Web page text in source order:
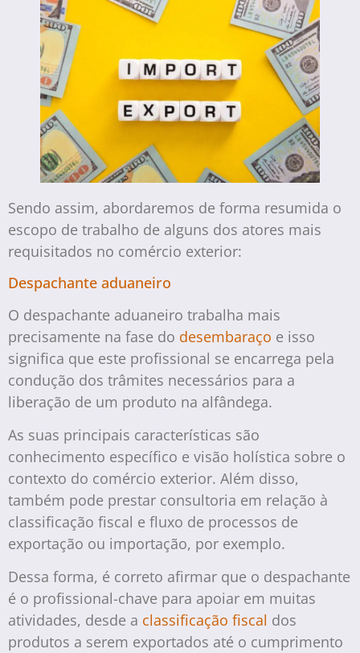
Sendo assim, abordaremos de forma resumida o
escopo de trabalho de alguns dos atores mais
requisitados no comércio exterior:
Despachante aduaneiro
O despachante aduaneiro trabalha mais
precisamente na fase do desembaraço e isso
significa que este profissional se encarrega pela
condução dos trâmites necessários para a
liberação de um produto na alfândega.
As suas principais características são
conhecimento específico e visão holística sobre o
contexto do comércio exterior. Além disso,
também pode prestar consultoria em relação à
classificação fiscal e fluxo de processos de
exportação ou importação, por exemplo.
Dessa forma, é correto afirmar que o despachante
é o profissional-chave para apoiar em muitas
atividades, desde a classificação fiscal dos
produtos a serem exportados até o cumprimento